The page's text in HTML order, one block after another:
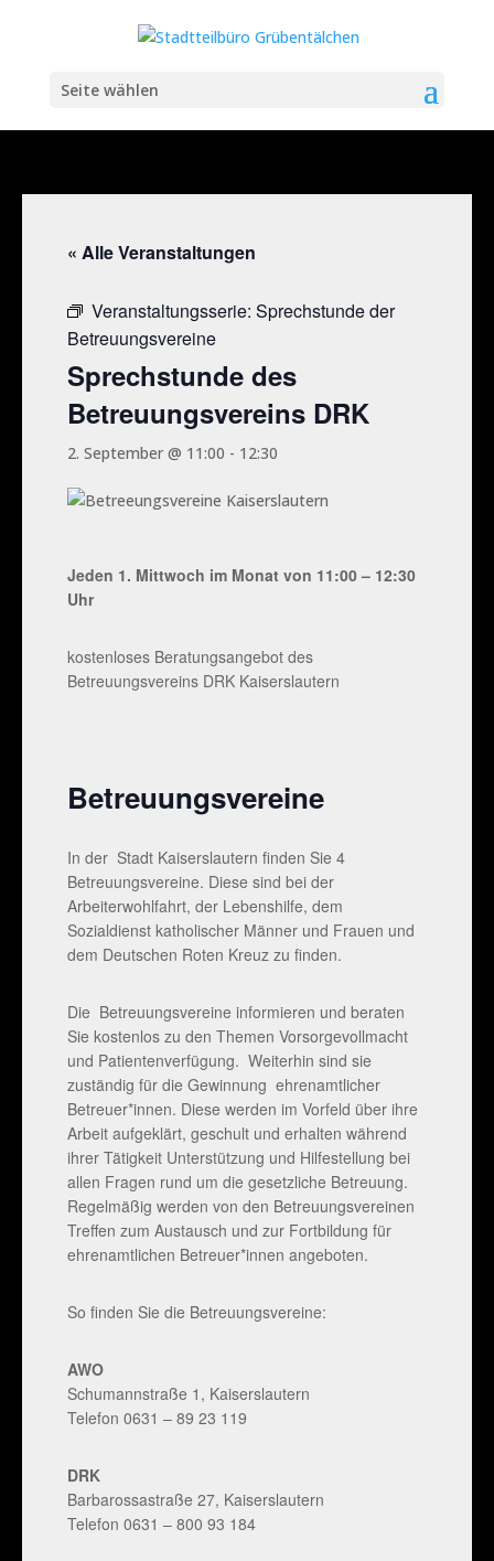
Seite wählen
« Alle Veranstaltungen
Veranstaltungsserie: Sprechstunde der
Betreuungsvereine
Sprechstunde des
Betreuungsvereins DRK
2. September @ 11:00 - 12:30
Jeden 1. Mittwoch im Monat von 11:00 – 12:30
Uhr
kostenloses Beratungsangebot des
Betreuungsvereins DRK Kaiserslautern
Betreuungsvereine
In der Stadt Kaiserslautern finden Sie 4
Betreuungsvereine. Diese sind bei der
Arbeiterwohlfahrt, der Lebenshilfe, dem
Sozialdienst katholischer Männer und Frauen und
dem Deutschen Roten Kreuz zu finden.
Die Betreuungsvereine informieren und beraten
Sie kostenlos zu den Themen Vorsorgevollmacht
und Patientenverfügung. Weiterhin sind sie
zuständig für die Gewinnung ehrenamtlicher
Betreuer*innen. Diese werden im Vorfeld über ihre
Arbeit aufgeklärt, geschult und erhalten während
ihrer Tätigkeit Unterstützung und Hilfestellung bei
allen Fragen rund um die gesetzliche Betreuung.
Regelmäßig werden von den Betreuungsvereinen
Treffen zum Austausch und zur Fortbildung für
ehrenamtlichen Betreuer*innen angeboten.
So finden Sie die Betreuungsvereine:
AWO
Schumannstraße 1, Kaiserslautern
Telefon 0631 – 89 23 119
DRK
Barbarossastraße 27, Kaiserslautern
Telefon 0631 – 800 93 184